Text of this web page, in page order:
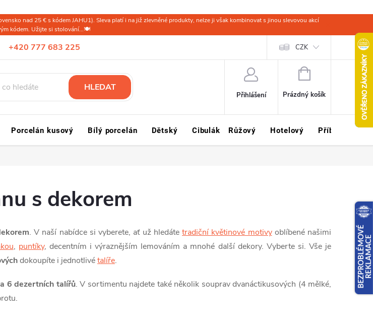
nad 25 € s kódem JAHU1). Sleva platí i na již zlevněné produkty, nelze ji však kombinovat s jinou slevovou akcí
kódem. Užijte si stolování...🍽️
+420 777 683 225
platba Slovensko a svět Ochrana osobních údajů Kariéra
CZK
HLEDAT
Přihlášení
NÁKUPNÍ
Prázdný košík
Porcelán kusový Bílý porcelán Dětský Cibulák Růžový Hotelový Příbory Sklo
s dekorem
. V naší nabídce si vyberete, ať už hledáte tradiční květinové motivyoblíbené našimi
, puntíky, decentním i výraznějším lemováním a mnohé další dekory. Vyberte si. Vše je
dokoupíte i jednotlivétalíře.
6 dezertních talířů. V sortimentu najdete také několik souprav dvanáctikusových (4 mělké,